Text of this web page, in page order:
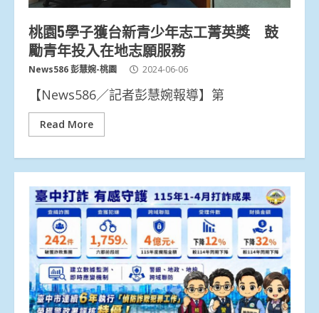
桃園5學子獲台新青少年志工菁英獎 鼓
勵青年投入在地志願服務
News586 彭慧婉-桃園 2024-06-06
【News586／記者彭慧婉報導】第
Read More